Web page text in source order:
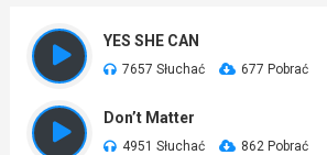
YES SHE CAN
7657 Słuchać 677 Pobrać
Don’t Matter
4951 Słuchać 862 Pobrać